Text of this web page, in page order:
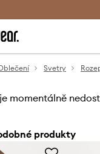
Svetry
momentálně
produkty